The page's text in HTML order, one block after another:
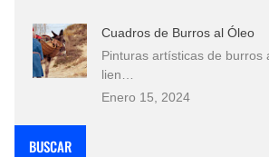
Cuadros de Burros al Óleo
Pinturas artísticas de burros
lien…
Enero 15, 2024
BUSCAR